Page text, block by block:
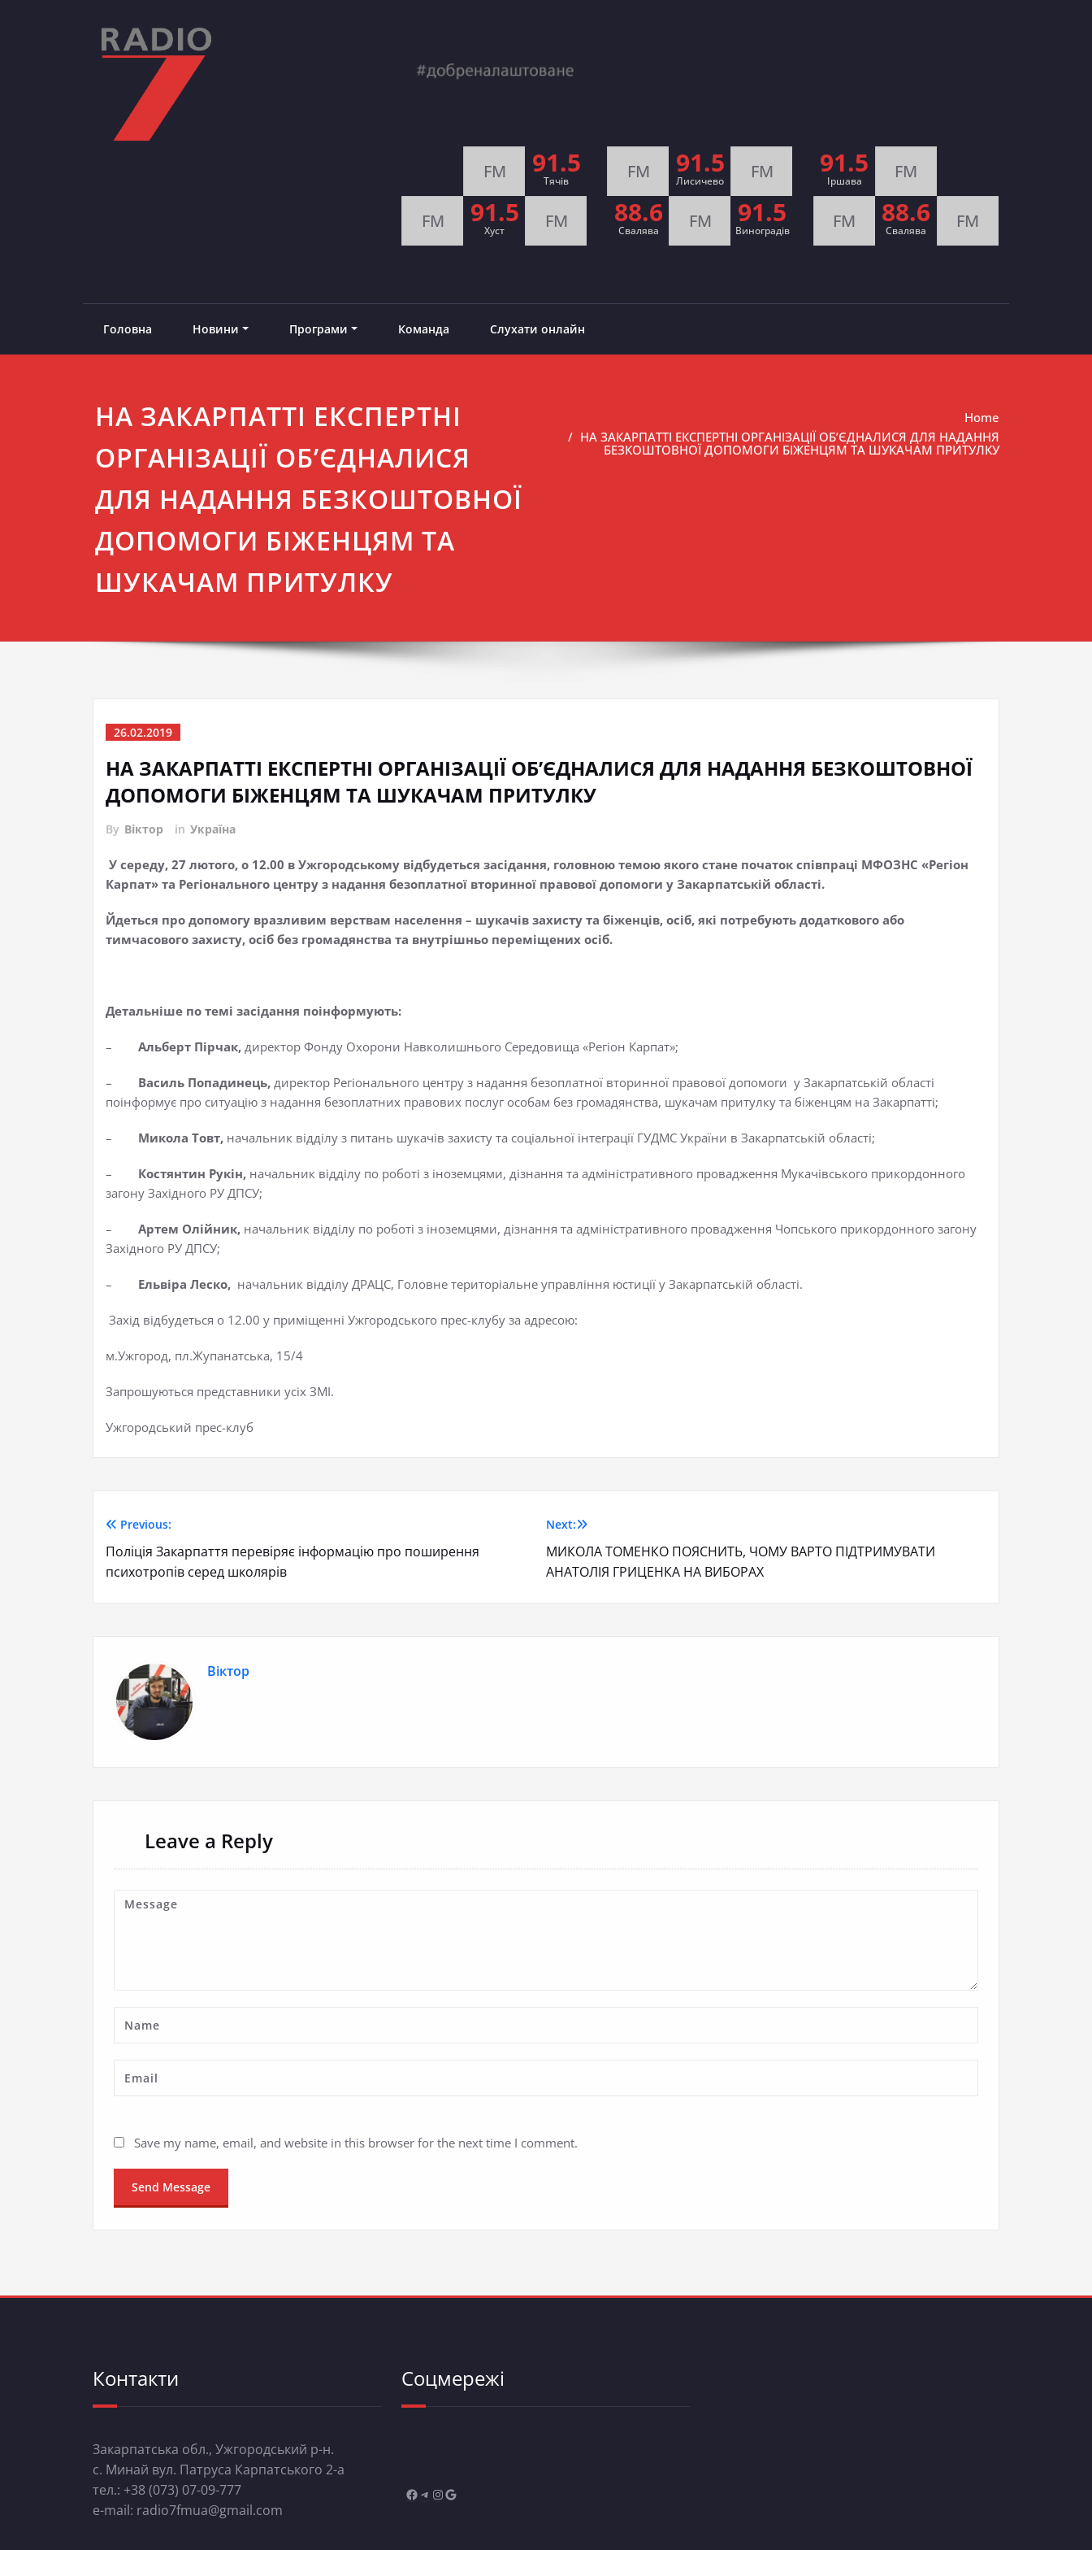
FM 91.5
Тячів
FM 91.5
Хуст FM
FM 91.5
Лисичево FM
88.6
Свалява FM 91.5
Виноградів
91.5
Іршава FM
FM 88.6
Cвалява FM
Головна Новини Програми Команда Слухати онлайн
НА ЗАКАРПАТТІ ЕКСПЕРТНІ
ОРГАНІЗАЦІЇ ОБ’ЄДНАЛИСЯ
ДЛЯ НАДАННЯ БЕЗКОШТОВНОЇ
ДОПОМОГИ БІЖЕНЦЯМ ТА
ШУКАЧАМ ПРИТУЛКУ
Home
НА ЗАКАРПАТТІ ЕКСПЕРТНІ ОРГАНІЗАЦІЇ ОБ’ЄДНАЛИСЯ ДЛЯ НАДАННЯ
БЕЗКОШТОВНОЇ ДОПОМОГИ БІЖЕНЦЯМ ТА ШУКАЧАМ ПРИТУЛКУ
26.02.2019
НА ЗАКАРПАТТІ ЕКСПЕРТНІ ОРГАНІЗАЦІЇ ОБ’ЄДНАЛИСЯ ДЛЯ НАДАННЯ БЕЗКОШТОВНОЇ
ДОПОМОГИ БІЖЕНЦЯМ ТА ШУКАЧАМ ПРИТУЛКУ
By Віктор in Україна
У середу, 27 лютого, о 12.00 в Ужгородському відбудеться засідання, головною темою якого стане початок співпраці МФОЗНС «Регіон
Карпат» та Регіонального центру з надання безоплатної вторинної правової допомоги у Закарпатській області.
Йдеться про допомогу вразливим верствам населення – шукачів захисту та біженців, осіб, які потребують додаткового або
тимчасового захисту, осіб без громадянства та внутрішньо переміщених осіб.
Детальніше по темі засідання поінформують:
– Альберт Пірчак, директор Фонду Охорони Навколишнього Середовища «Регіон Карпат»;
– Василь Попадинець, директор Регіонального центру з надання безоплатної вторинної правової допомоги у Закарпатській області
поінформує про ситуацію з надання безоплатних правових послуг особам без громадянства, шукачам притулку та біженцям на Закарпатті;
– Микола Товт, начальник відділу з питань шукачів захисту та соціальної інтеграції ГУДМС України в Закарпатській області;
– Костянтин Рукін, начальник відділу по роботі з іноземцями, дізнання та адміністративного провадження Мукачівського прикордонного
загону Західного РУ ДПСУ;
– Артем Олійник, начальник відділу по роботі з іноземцями, дізнання та адміністративного провадження Чопського прикордонного загону
Західного РУ ДПСУ;
– Ельвіра Леско, начальник відділу ДРАЦС, Головне територіальне управління юстиції у Закарпатській області.
Захід відбудеться о 12.00 у приміщенні Ужгородського прес-клубу за адресою:
м.Ужгород, пл.Жупанатська, 15/4
Запрошуються представники усіх ЗМІ.
Ужгородський прес-клуб
Previous:
Поліція Закарпаття перевіряє інформацію про поширення
психотропів серед школярів
Next:
МИКОЛА ТОМЕНКО ПОЯСНИТЬ, ЧОМУ ВАРТО ПІДТРИМУВАТИ
АНАТОЛІЯ ГРИЦЕНКА НА ВИБОРАХ
Віктор
Leave a Reply
Save my name, email, and website in this browser for the next time I comment.
Контакти
Закарпатська обл., Ужгородський р-н.
с. Минай вул. Патруса Карпатського 2-а
тел.: +38 (073) 07-09-777
e-mail: radio7fmua@gmail.com
Соцмережі